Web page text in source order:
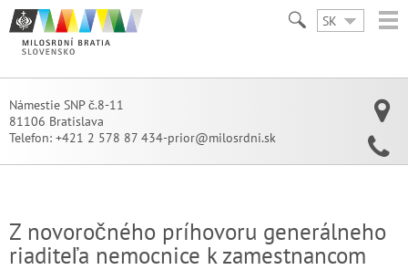
SK
Námestie SNP č.8-11
81106 Bratislava
Telefon: +421 2 578 87 434-prior@milosrdni.sk
Z novoročného príhovoru generálneho
riaditeľa nemocnice k zamestnancom